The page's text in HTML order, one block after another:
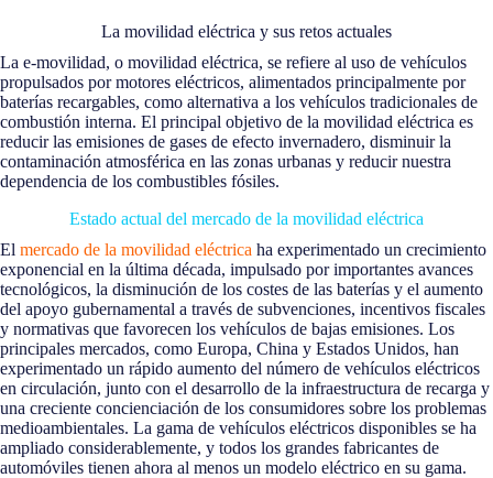
La movilidad eléctrica y sus retos actuales
La e-movilidad, o movilidad eléctrica, se refiere al uso de vehículos
propulsados por motores eléctricos, alimentados principalmente por
baterías recargables, como alternativa a los vehículos tradicionales de
combustión interna. El principal objetivo de la movilidad eléctrica es
reducir las emisiones de gases de efecto invernadero, disminuir la
contaminación atmosférica en las zonas urbanas y reducir nuestra
dependencia de los combustibles fósiles.
Estado actual del mercado de la movilidad eléctrica
El mercado de la movilidad eléctrica ha experimentado un crecimiento
exponencial en la última década, impulsado por importantes avances
tecnológicos, la disminución de los costes de las baterías y el aumento
del apoyo gubernamental a través de subvenciones, incentivos fiscales
y normativas que favorecen los vehículos de bajas emisiones. Los
principales mercados, como Europa, China y Estados Unidos, han
experimentado un rápido aumento del número de vehículos eléctricos
en circulación, junto con el desarrollo de la infraestructura de recarga y
una creciente concienciación de los consumidores sobre los problemas
medioambientales. La gama de vehículos eléctricos disponibles se ha
ampliado considerablemente, y todos los grandes fabricantes de
automóviles tienen ahora al menos un modelo eléctrico en su gama.